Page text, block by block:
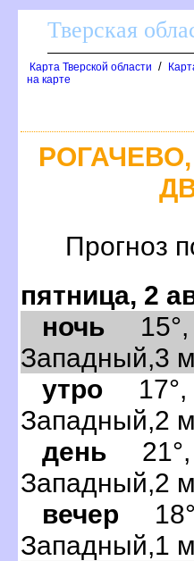
Тверская
Карта Тверской области /
на карте
Прогноз
пятница, 2
ночь 15°,
Западный,3
утро 17°,
Западный,2
день 21°,
Западный,2
вечер
Западный,1